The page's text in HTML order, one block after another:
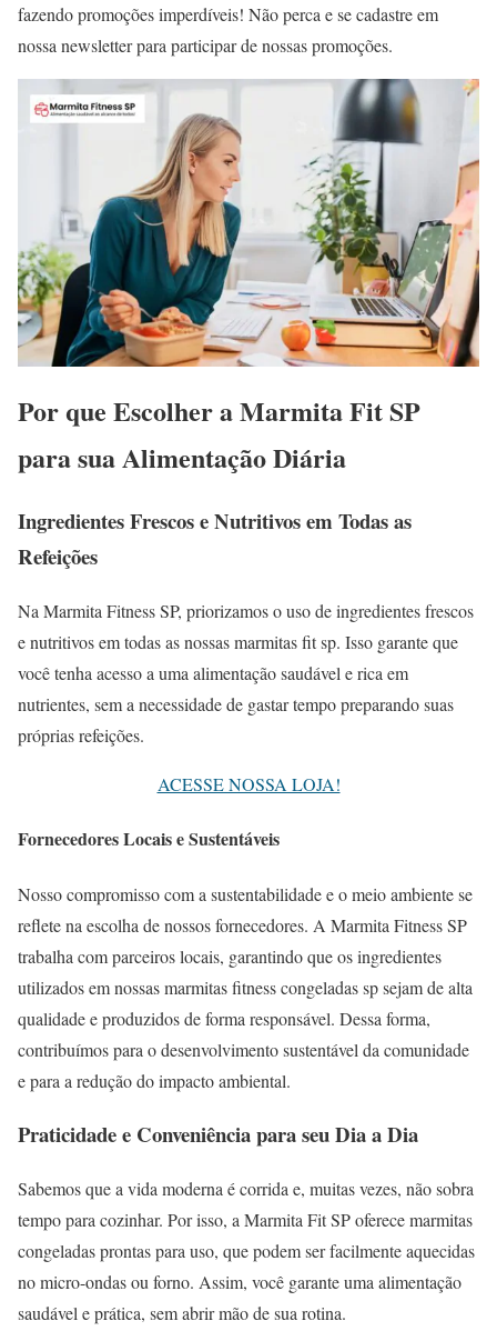
fazendo promoções imperdíveis! Não perca e se cadastre em
nossa newsletter para participar de nossas promoções.
Por que Escolher a Marmita Fit SP
para sua Alimentação Diária
Ingredientes Frescos e Nutritivos em Todas as
Refeições
Na Marmita Fitness SP, priorizamos o uso de ingredientes frescos
e nutritivos em todas as nossas marmitas fit sp. Isso garante que
você tenha acesso a uma alimentação saudável e rica em
nutrientes, sem a necessidade de gastar tempo preparando suas
próprias refeições.
ACESSE NOSSA LOJA!
Fornecedores Locais e Sustentáveis
Nosso compromisso com a sustentabilidade e o meio ambiente se
reflete na escolha de nossos fornecedores. A Marmita Fitness SP
trabalha com parceiros locais, garantindo que os ingredientes
utilizados em nossas marmitas fitness congeladas sp sejam de alta
qualidade e produzidos de forma responsável. Dessa forma,
contribuímos para o desenvolvimento sustentável da comunidade
e para a redução do impacto ambiental.
Praticidade e Conveniência para seu Dia a Dia
Sabemos que a vida moderna é corrida e, muitas vezes, não sobra
tempo para cozinhar. Por isso, a Marmita Fit SP oferece marmitas
congeladas prontas para uso, que podem ser facilmente aquecidas
no micro-ondas ou forno. Assim, você garante uma alimentação
saudável e prática, sem abrir mão de sua rotina.